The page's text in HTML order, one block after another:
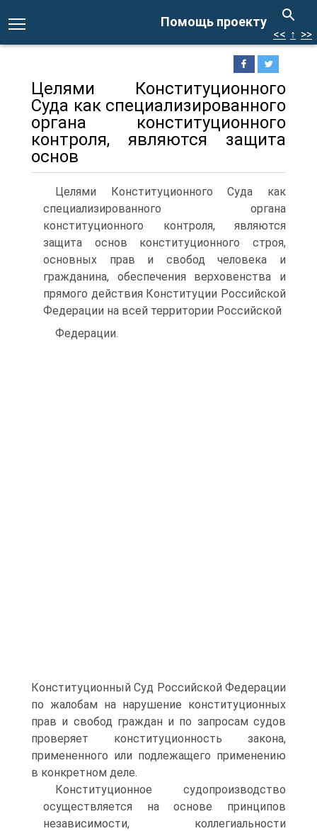
Помощь проекту
<< ↑ >>
Целями Конституционного
Суда как специализированного
органа конституционного
контроля, являются защита
основ
Целями Конституционного Суда как
специализированного органа
конституционного контроля, являются
защита основ конституционного строя,
основных прав и свобод человека и
гражданина, обеспечения верховенства и
прямого действия Конституции Российской
Федерации на всей территории Российской
Федерации.
Конституционный Суд Российской Федерации
по жалобам на нарушение конституционных
прав и свобод граждан и по запросам судов
проверяет конституционность закона,
примененного или подлежащего применению
в конкретном деле.
Конституционное судопроизводство
осуществляется на основе принципов
независимости, коллегиальности